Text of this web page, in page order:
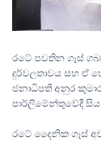
රටේ පවතින ගෑස්
දුර්වලතාවය සහ ඒ
ජනාධිපති අනුර
පාර්ලිමේන්තුවේදී සිය
රටේ දෛනික ගෑස්